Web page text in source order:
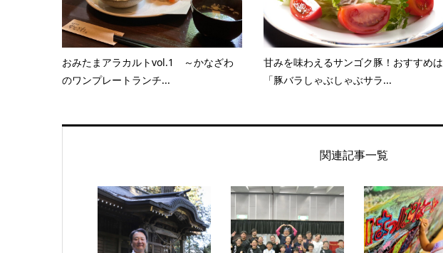
おみたまアラカルトvol.1 ～かなざわ
のワンプレートランチ...
甘みを味わえるサンゴク豚！おすすめは
「豚バラしゃぶしゃぶサラ...
関連記事一覧